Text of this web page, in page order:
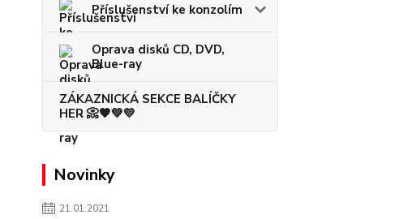
Příslušenství ke konzolím
Oprava disků CD, DVD,
Blue-ray
ZÁKAZNICKÁ SEKCE BALÍČKY
HER 📀🧡💚💛
Novinky
21.01.2021